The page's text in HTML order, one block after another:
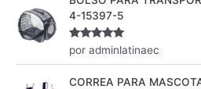
4-15397-5
Valorado
con
por adminlatinaec
CORREA PARA